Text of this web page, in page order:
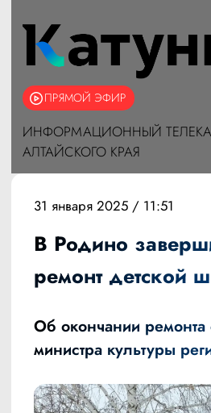
ПРЯМОЙ ЭФИР
ИНФОРМАЦИОННЫЙ
АЛТАЙСКОГО КРАЯ
31 января 2025 / 11:51
В Родино
ремонт детской
Об окончании ремонта
министра культуры